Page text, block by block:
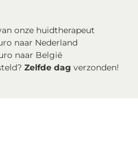
onze huidtherapeut
naar Nederland
naar België
Zelfde dag verzonden!